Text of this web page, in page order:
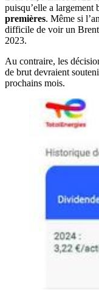
puisqu’elle a largement
premières. Même si
difficile de voir un Brent
2023.
Au contraire, les
de brut devraient
prochains mois.